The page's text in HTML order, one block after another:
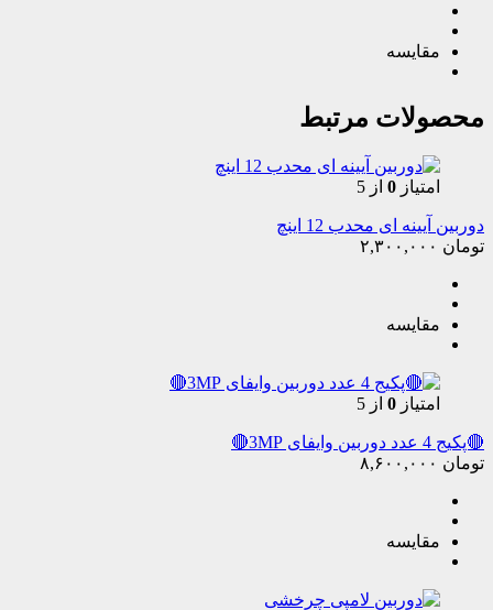
مقایسه
محصولات مرتبط
امتیاز 0 از 5
دوربین آیینه ای محدب 12 اینچ
تومان
مقایسه
امتیاز 0 از 5
🔴پکیج 4 عدد دوربین وایفای 3MP🔴
تومان
مقایسه